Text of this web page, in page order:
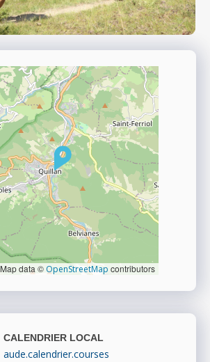
Map data © OpenStreetMap contributors
CALENDRIER LOCAL
aude.calendrier.courses